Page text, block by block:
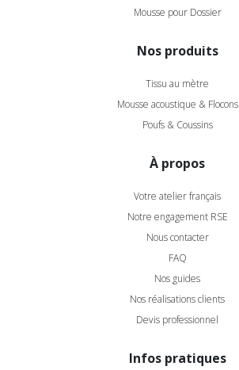
Mousse pour Dossier
Nos produits
Tissu au mètre
Mousse acoustique & Flocons
Poufs & Coussins
À propos
Votre atelier français
Notre engagement RSE
Nous contacter
FAQ
Nos guides
Nos réalisations clients
Devis professionnel
Infos pratiques